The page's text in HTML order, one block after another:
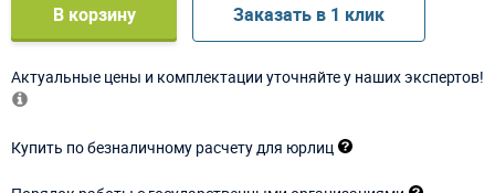
В корзину Заказать в 1 клик
Актуальные цены и комплектации уточняйте у наших экспертов!
Купить по безналичному расчету для юрлиц